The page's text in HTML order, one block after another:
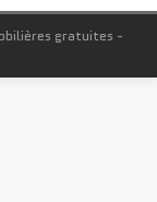
gratuites -